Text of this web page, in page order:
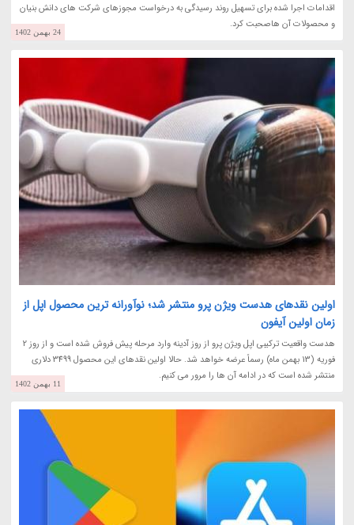
اقدامات اجرا شده برای تسهیل روند رسیدگی به درخواست مجوزهای شرکت های دانش بنیان
و محصولات آن هاصحبت کرد.
24 بهمن 1402
اولین نقدهای هدست ویژن پرو منتشر شد؛ نوآورانه ترین محصول اپل از
زمان اولین آیفون
هدست واقعیت ترکیبی اپل ویژن پرو از روز آدینه وارد مرحله پیش فروش شده است و از روز 2
فوریه (13 بهمن ماه) رسماً عرضه خواهد شد. حالا اولین نقدهای این محصول 3499 دلاری
منتشر شده است که در ادامه آن ها را مرور می کنیم.
11 بهمن 1402